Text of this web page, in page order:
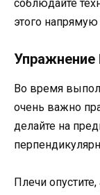
соблюдайте
этого напрямую
Во время
очень важно
делайте на
Плечи